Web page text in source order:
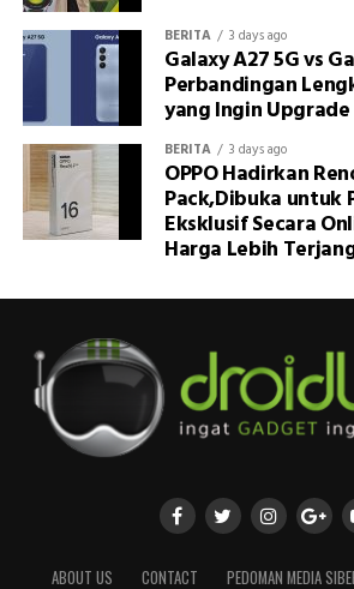
BERITA 3 days ago
Galaxy A27 5G vs
Perbandingan
yang Ingin
BERITA 3 days ago
OPPO Hadirkan
Pack,Dibuka untuk
Eksklusif Secara
Harga Lebih
ABOUT US CONTACT PEDOMAN MEDIA